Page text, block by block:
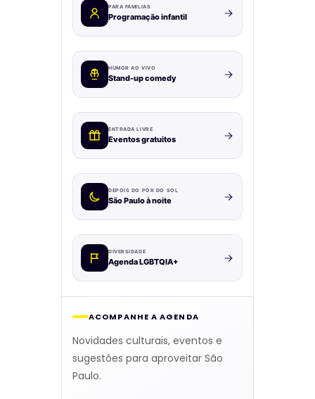
PARA FAMÍLIAS
Programação infantil
HUMOR AO VIVO
Stand-up comedy
ENTRADA LIVRE
Eventos gratuitos
DEPOIS DO PÔR DO SOL
São Paulo à noite
DIVERSIDADE
Agenda LGBTQIA+
ACOMPANHE A AGENDA
Novidades culturais, eventos e
sugestões para aproveitar São
Paulo.